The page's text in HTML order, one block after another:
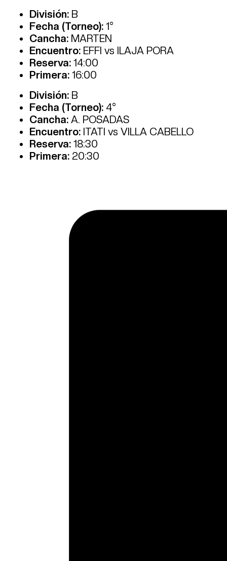
División: B
Fecha (Torneo): 1°
Cancha: MARTEN
Encuentro: EFFI vs ILAJA PORA
Reserva: 14:00
Primera: 16:00
División: B
Fecha (Torneo): 4°
Cancha: A. POSADAS
Encuentro: ITATI vs VILLA CABELLO
Reserva: 18:30
Primera: 20:30